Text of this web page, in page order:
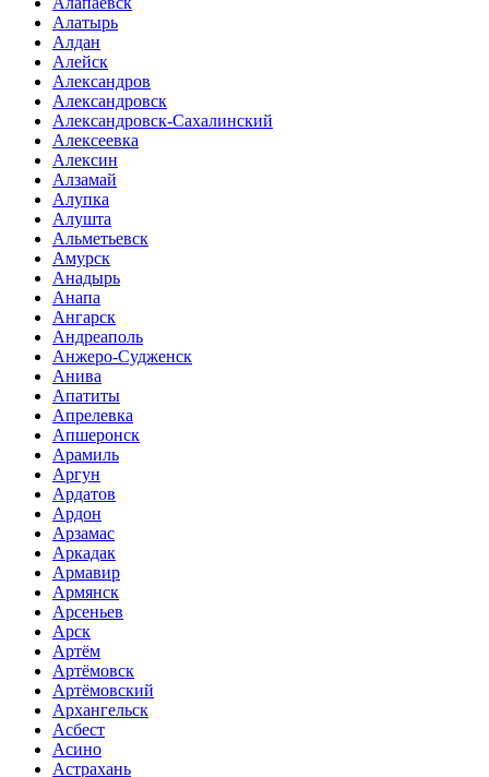
Алатырь
Алдан
Алейск
Александров
Александровск
Александровск-Сахалинский
Алексеевка
Алексин
Алзамай
Алупка
Алушта
Альметьевск
Амурск
Анадырь
Анапа
Ангарск
Андреаполь
Анжеро-Судженск
Анива
Апатиты
Апрелевка
Апшеронск
Арамиль
Аргун
Ардатов
Ардон
Арзамас
Аркадак
Армавир
Армянск
Арсеньев
Арск
Артём
Артёмовск
Артёмовский
Архангельск
Асбест
Асино
Астрахань